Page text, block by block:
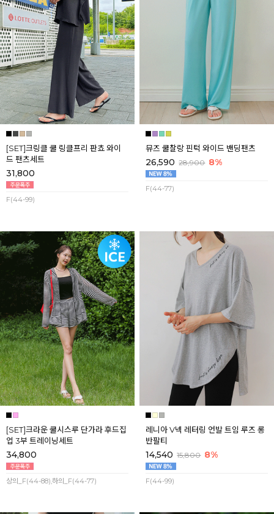
[SET]크링클 쿨 링클프리 판쵸 와이
드 팬츠세트
31,800
F(44-99)
뮤즈 쿨찰랑 핀턱 와이드 밴딩팬츠
26,590 28,900 8%
F(44-77)
[SET]크라운 쿨시스루 단가라 후드집
업 3부 트레이닝세트
34,800
상의_F(44-88),하의_F(44-77)
레니아 V넥 레터링 언발 트임 루즈 롱
반팔티
14,540 15,800 8%
F(44-99)